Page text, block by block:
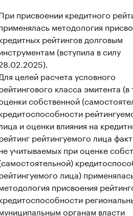
присвоении кредитного
методология
рейтингов долговым
(вступила в силу
целей расчета условного
класса эмитента (в
собственной
и оценки влияния на
рейтингуемого лица
учитываемых при оценке
лица)
присвоения
органам власти